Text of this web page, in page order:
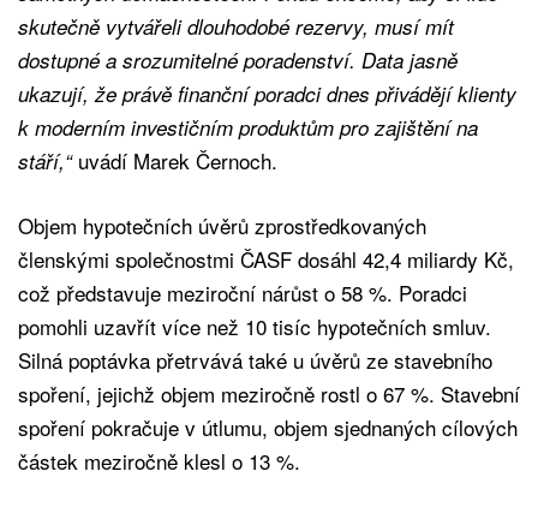
skutečně vytvářeli dlouhodobé rezervy, musí mít
dostupné a srozumitelné poradenství. Data jasně
ukazují, že právě finanční poradci dnes přivádějí klienty
k moderním investičním produktům pro zajištění na
stáří,“uvádí Marek Černoch.
Objem hypotečních úvěrů zprostředkovaných
členskými společnostmi ČASF dosáhl 42,4 miliardy Kč,
což představuje meziroční nárůst o 58 %. Poradci
pomohli uzavřít více než 10 tisíc hypotečních smluv.
Silná poptávka přetrvává také u úvěrů ze stavebního
spoření, jejichž objem meziročně rostl o 67 %. Stavební
spoření pokračuje v útlumu, objem sjednaných cílových
částek meziročně klesl o 13 %.